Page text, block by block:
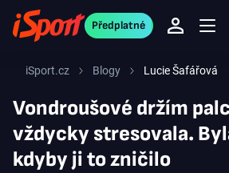
Předplatné
iSport.cz Blogy Lucie Šafářová
Vondroušové držím
vždycky stresovala.
kdyby ji to zničilo